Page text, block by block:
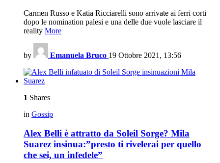
Carmen Russo e Katia Ricciarelli sono arrivate ai ferri corti
dopo le nomination palesi e una delle due vuole lasciare il
reality More
by Emanuela Bruco 19 Ottobre 2021, 13:56
1 Shares
in Gossip
Alex Belli è attratto da Soleil Sorge? Mila
Suarez insinua:”presto ti rivelerai per quello
che sei, un infedele”